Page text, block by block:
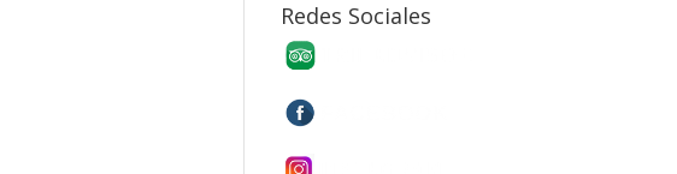
Redes Sociales